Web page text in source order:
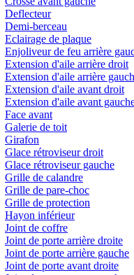
Deflecteur
Demi-berceau
Eclairage de plaque
Enjoliveur de feu arrière
Extension d'aile arrière droit
Extension d'aile arrière
Extension d'aile avant droit
Extension d'aile avant
Face avant
Galerie de toit
Girafon
Glace rétroviseur droit
Glace rétroviseur gauche
Grille de calandre
Grille de pare-choc
Grille de protection
Hayon inférieur
Joint de coffre
Joint de porte arrière droite
Joint de porte arrière gauche
Joint de porte avant droite